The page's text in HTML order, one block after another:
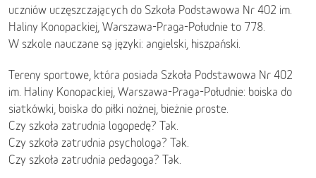
uczniów uczęszczających do Szkoła Podstawowa Nr 402 im.
Haliny Konopackiej, Warszawa-Praga-Południe to 778.
W szkole nauczane są języki: angielski, hiszpański.
Tereny sportowe, która posiada Szkoła Podstawowa Nr 402
im. Haliny Konopackiej, Warszawa-Praga-Południe: boiska do
siatkówki, boiska do piłki nożnej, bieżnie proste.
Czy szkoła zatrudnia logopedę? Tak.
Czy szkoła zatrudnia psychologa? Tak.
Czy szkoła zatrudnia pedagoga? Tak.